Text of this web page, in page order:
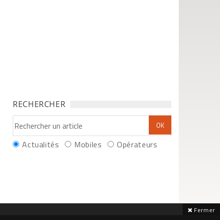
RECHERCHER
Actualités Mobiles Opérateurs
Fermer